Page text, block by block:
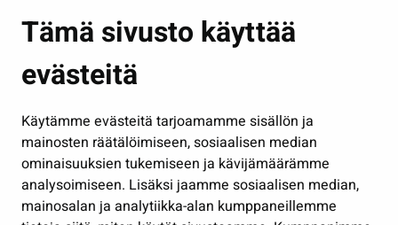
Tämä sivusto käyttää
evästeitä
Käytämme evästeitä tarjoamamme sisällön ja
mainosten räätälöimiseen, sosiaalisen median
ominaisuuksien tukemiseen ja kävijämäärämme
analysoimiseen. Lisäksi jaamme sosiaalisen median,
mainosalan ja analytiikka-alan kumppaneillemme
Kasvatus ja opetus
Kulttuuri ja liikunta
Työ ja yrittäminen
Osallistu ja asioi
Näytä omat evästeasetukseni